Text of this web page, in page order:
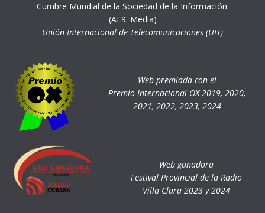
Cumbre Mundial de la Sociedad de la Información.
(AL9. Media)
Unión Internacional de Telecomunicaciones (UIT)
Web premiada con el
Premio Internacional OX 2019, 2020,
2021, 2022, 2023, 2024
Web ganadora
Festival Provincial de la Radio
Villa Clara 2023 y 2024